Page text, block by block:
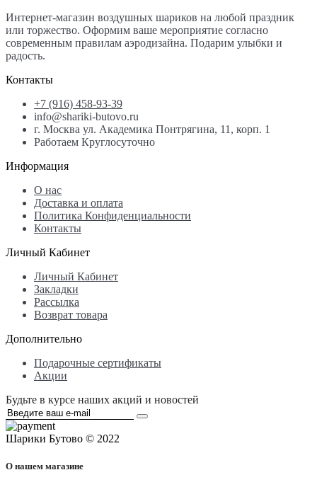
Интернет-магазин воздушных шариков на любой праздник
или торжество. Оформим ваше мероприятие согласно
современным правилам аэродизайна. Подарим улыбки и
радость.
Контакты
+7 (916) 458-93-39
info@shariki-butovo.ru
г. Москва ул. Академика Понтрягина, 11, корп. 1
Работаем Круглосуточно
Информация
О нас
Доставка и оплата
Политика Конфиденциальности
Контакты
Личный Кабинет
Личный Кабинет
Закладки
Рассылка
Возврат товара
Дополнительно
Подарочные сертификаты
Акции
Будьте в курсе наших акций и новостей
Шарики Бутово © 2022
О нашем магазине